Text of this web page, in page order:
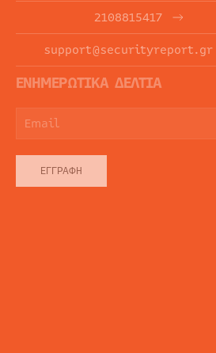
2108815417
support@securityreport.gr
ΕΝΗΜΕΡΩΤΙΚΑ ΔΕΛΤΙΑ
ΕΓΓΡΑΦΉ